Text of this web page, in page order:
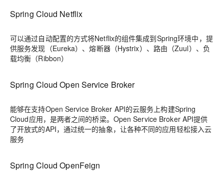
Spring Cloud Netflix
可以通过自动配置的方式将Netflix的组件集成到Spring环境中，提
供服务发现（Eureka）、熔断器（Hystrix）、路由（Zuul）、负
载均衡（Ribbon）
Spring Cloud Open Service Broker
能够在支持Open Service Broker API的云服务上构建Spring
Cloud应用，是两者之间的桥梁。Open Service Broker API提供
了开放式的API，通过统一的抽象，让各种不同的应用轻松接入云
服务
Spring Cloud OpenFeign